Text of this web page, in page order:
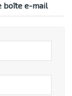
boîte e-mail